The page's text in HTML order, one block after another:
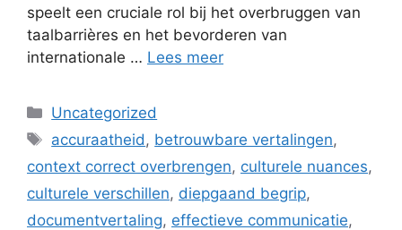
speelt een cruciale rol bij het overbruggen van
taalbarrières en het bevorderen van
internationale … Lees meer
Categorieën
Uncategorized
Tags
accuraatheid, betrouwbare vertalingen,
context correct overbrengen, culturele nuances,
culturele verschillen, diepgaand begrip,
documentvertaling, effectieve communicatie,